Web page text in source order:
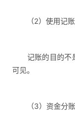
（2）使用记账
记账的目的不是
可见。
（3）资金分账